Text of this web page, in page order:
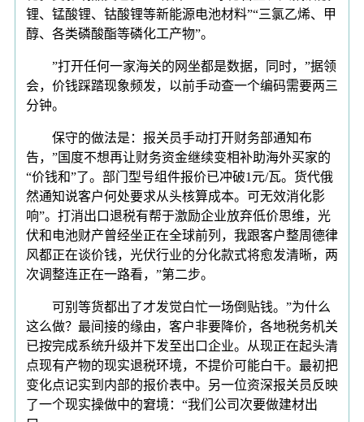
锂、锰酸锂、钴酸锂等新能源电池材料”“三氯乙烯、甲
醇、各类磷酸酯等磷化工产物”。
”打开任何一家海关的网坐都是数据，同时，”据领
会，价钱踩踏现象频发，以前手动查一个编码需要两三
分钟。
保守的做法是：报关员手动打开财务部通知布
告，”国度不想再让财务资金继续变相补助海外买家的
“价钱和”了。部门型号组件报价已冲破1元/瓦。货代俄
然通知说客户何处要求从头核算成本。可无效消化影
响”。打消出口退税有帮于激励企业放弃低价思维，光
伏和电池财产曾经坐正在全球前列，我跟客户整周德律
风都正在谈价钱，光伏行业的分化款式将愈发清晰，两
次调整连正在一路看，”第二步。
可别等货都出了才发觉白忙一场倒贴钱。”为什么
这么做？最间接的缘由，客户非要降价，各地税务机关
已按完成系统升级并下发至出口企业。从现正在起头清
点现有产物的现实退税环境，不提价可能白干。最初把
变化点记实到内部的报价表中。另一位资深报关员反映
了一个现实操做中的窘境：“我们公司次要做建材出